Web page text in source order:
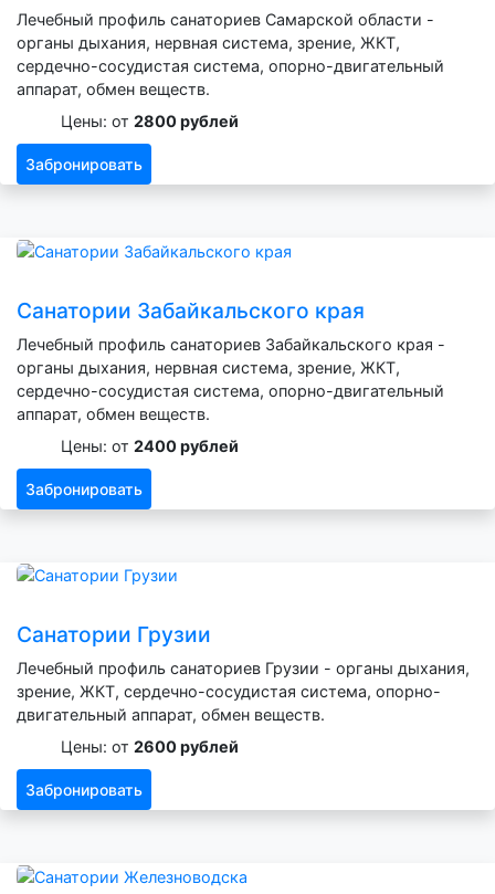
Лечебный профиль санаториев Самарской области -
органы дыхания, нервная система, зрение, ЖКТ,
сердечно-сосудистая система, опорно-двигательный
аппарат, обмен веществ.
Цены: от 2800 рублей
Забронировать
Санатории Забайкальского края
Лечебный профиль санаториев Забайкальского края -
органы дыхания, нервная система, зрение, ЖКТ,
сердечно-сосудистая система, опорно-двигательный
аппарат, обмен веществ.
Цены: от 2400 рублей
Забронировать
Санатории Грузии
Лечебный профиль санаториев Грузии - органы дыхания,
зрение, ЖКТ, сердечно-сосудистая система, опорно-
двигательный аппарат, обмен веществ.
Цены: от 2600 рублей
Забронировать